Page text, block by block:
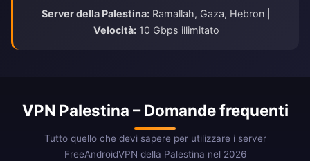
Server della Palestina: Ramallah, Gaza, Hebron |
Velocità:10 Gbps illimitato
VPN Palestina – Domande frequenti
Tutto quello che devi sapere per utilizzare i server
FreeAndroidVPN della Palestina nel 2026